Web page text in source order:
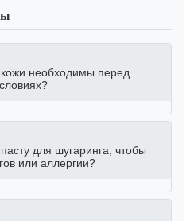
необходимы перед
для шугаринга, чтобы
или аллергии?